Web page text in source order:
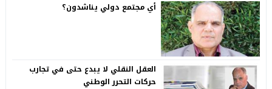
أي مجتمع دولي يناشدون؟
العقل النقلي لا يبدع حتى في تجارب
حركات التحرر الوطني